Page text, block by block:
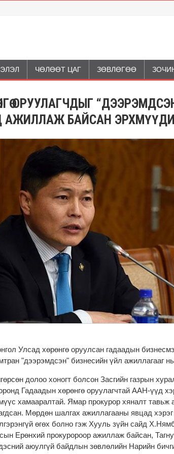
ЧӨЛӨӨТ ЦАГ ЗӨВЛӨГӨӨ
ОРУУЛАГЧДЫГ
АЖИЛЛАЖ БАЙСАН
Улсад хөрөнгө оруулсан гадаадын
"дээрэмдсэн" бизнесийн үйл ажиллагааг
долоо хоногт болсон Засгийн газрын
Гадаадын хөрөнгө оруулагчтай ААН-үүд
хамааралтай. Ямар прокурор хяналт тавьж
Мөрдөн шалгах ажиллагааны явцад хэрэг
өгөх болно гэж Хууль зүйн сайд
Ерөнхий прокуророор ажиллаж байсан,
аюулгүй байдлын зөвлөлийн Нарийн